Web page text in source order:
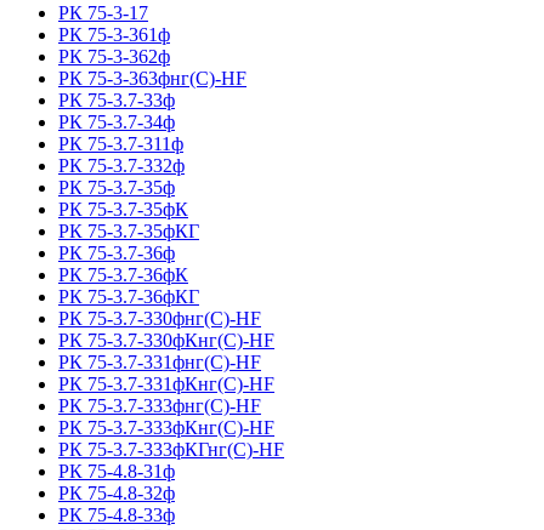
РК 75-3-17
РК 75-3-361ф
РК 75-3-362ф
РК 75-3-363фнг(С)-HF
РК 75-3.7-33ф
РК 75-3.7-34ф
РК 75-3.7-311ф
РК 75-3.7-332ф
РК 75-3.7-35ф
РК 75-3.7-35фК
РК 75-3.7-35фКГ
РК 75-3.7-36ф
РК 75-3.7-36фК
РК 75-3.7-36фКГ
РК 75-3.7-330фнг(С)-HF
РК 75-3.7-330фКнг(С)-HF
РК 75-3.7-331фнг(С)-HF
РК 75-3.7-331фКнг(С)-HF
РК 75-3.7-333фнг(С)-HF
РК 75-3.7-333фКнг(С)-HF
РК 75-3.7-333фКГнг(С)-HF
РК 75-4.8-31ф
РК 75-4.8-32ф
РК 75-4.8-33ф